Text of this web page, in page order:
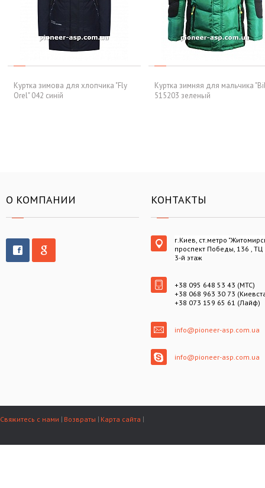
Куртка зимова для хлопчика "Fly
Orel" 042 синій
Куртка зимняя для мальчика
515203 зеленый
О КОМПАНИИ КОНТАКТЫ
г.Киев, ст.метро
проспект Победы, 136 , ТЦ
3-й этаж
+38 095 648 53 43 (МТС)
+38 068 963 30 73
+38 073 159 65 61 (Лайф)
info@pioneer-asp.com.ua
info@pioneer-asp.com.ua
Свяжитесь с нами Возвраты Карта сайта